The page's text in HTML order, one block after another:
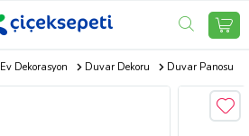
Ev Dekorasyon Duvar Dekoru Duvar Panosu